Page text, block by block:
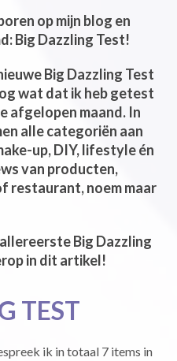
op mijn blog en
Big Dazzling Test!
Big Dazzling Test
wat dat ik heb getest
afgelopen maand. In
alle categoriën aan
up, DIY, lifestyle én
van producten,
restaurant, noem maar
Big Dazzling
in dit artikel!
TEST
ik in totaal 7 items in